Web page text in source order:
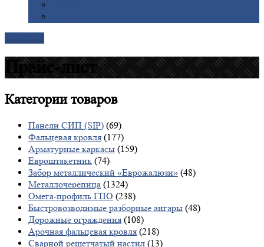
Прайс-лист
Категориитоваров
Панели СИП (SIP) (69)
Фальцевая кровля (177)
Арматурные каркасы (159)
Евроштакетник (74)
Забор металлический «Еврожалюзи» (48)
Металлочерепица (1324)
Омега-профиль ГПО (238)
Быстровозводимые разборные ангары (48)
Дорожные ограждения (108)
Арочная фальцевая кровля (218)
Сварной решетчатый настил (13)